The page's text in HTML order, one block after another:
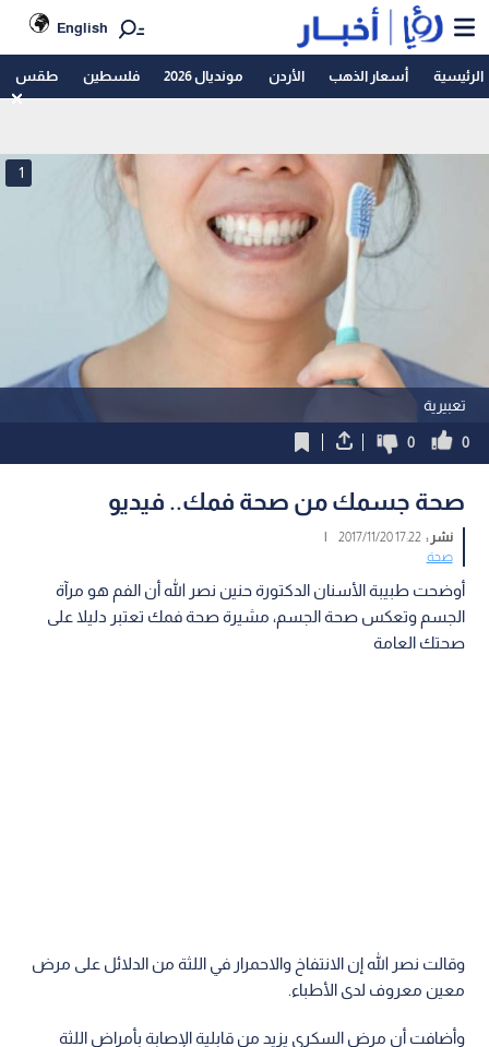
English
الرئيسية أسعار الذهب الأردن مونديال 2026 فلسطين طقس
تعبيرية
1
0
0
صحة جسمك من صحة فمك.. فيديو
نشر :17:22 2017/11/20
|
صحة
أوضحت طبيبة الأسنان الدكتورة حنين نصر الله أن الفم هو مرآة
الجسم وتعكس صحة الجسم، مشيرة صحة فمك تعتبر دليلا على
صحتك العامة
وقالت نصر الله إن الانتفاخ والاحمرار في اللثة من الدلائل على مرض
معين معروف لدى الأطباء.
وأضافت أن مرض السكري يزيد من قابلية الإصابة بأمراض اللثة